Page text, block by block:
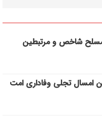
اشرار مسلح شاخص و مرتبطین
امسال تجلی وفاداری امت